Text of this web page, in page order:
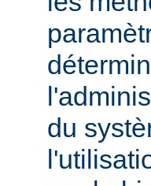
du